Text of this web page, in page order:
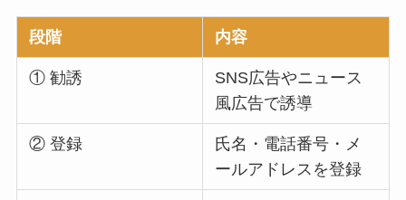
段階 内容
① 勧誘
SNS広告やニュース
風広告で誘導
② 登録
氏名・電話番号・メ
ールアドレスを登録